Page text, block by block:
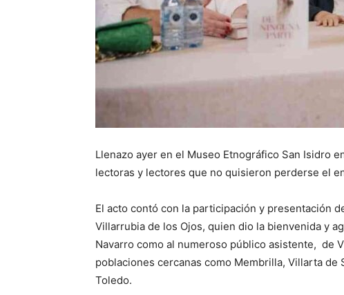
Llenazo ayer en el Museo Etnográfico San Isidro
lectoras y lectores que no quisieron perderse el
El acto contó con la participación y presentación
Villarrubia de los Ojos, quien dio la bienvenida y
Navarro como al numeroso público asistente, de
poblaciones cercanas como Membrilla, Villarta de
Toledo.